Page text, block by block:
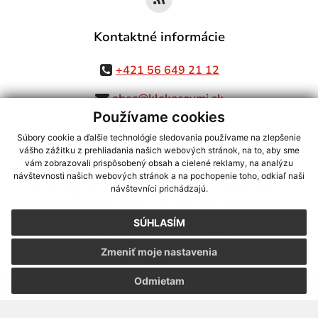
Používame cookies
Súbory cookie a ďalšie technológie sledovania používame na zlepšenie
vášho zážitku z prehliadania našich webových stránok, na to, aby sme
vám zobrazovali prispôsobený obsah a cielené reklamy, na analýzu
návštevnosti našich webových stránok a na pochopenie toho, odkiaľ naši
návštevníci prichádzajú.
SÚHLASÍM
Odmietam
Zmeniť moje nastavenia
Kontaktné informácie
+421 56 649 21 12
obec@klokocovmi.sk
využite možnosť získavania aktuálnych informácií s využitím RSS
CMS systém (redakčný) systém ECHELON 2,Mapa stránok,web portál
webex.digital, s.r.o.,domény,registrácia domény
Posledná aktualizácia:06.08.2026
Vytlačiť stránku|Vyhlásenie o prístupnosti